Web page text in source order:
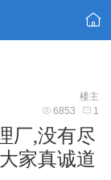
楼主
6853 1
厂,没有尽
家真诚道